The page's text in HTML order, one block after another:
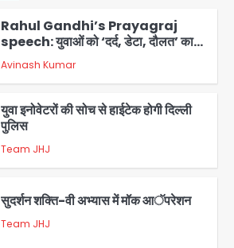
Rahul Gandhi’s Prayagraj
speech: युवाओं को ‘दर्द, डेटा, दौलत’ का
संदेश, बीजेपी का वार
Avinash Kumar
युवा इनोवेटरों की सोच से हाईटेक होगी दिल्ली
पुलिस
Team JHJ
सुदर्शन शक्ति-वी अभ्यास में मॉक आॅपरेशन
Team JHJ